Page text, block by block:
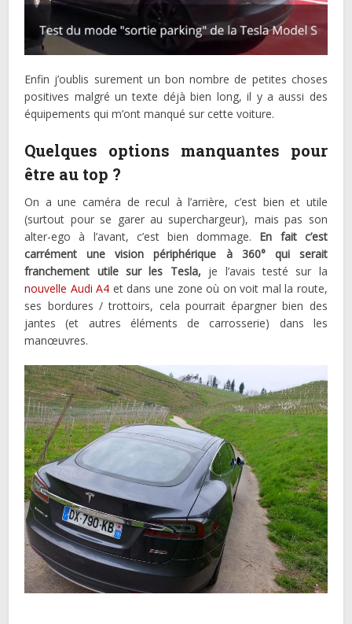
Enfin j’oublis surement un bon nombre de petites choses
positives malgré un texte déjà bien long, il y a aussi des
équipements qui m’ont manqué sur cette voiture.
Quelques options manquantes pour
être au top ?
On a une caméra de recul à l’arrière, c’est bien et utile
(surtout pour se garer au superchargeur), mais pas son
alter-ego à l’avant, c’est bien dommage. En fait c’est
carrément une vision périphérique à 360° qui serait
franchement utile sur les Tesla, je l’avais testé sur la
nouvelle Audi A4 et dans une zone où on voit mal la route,
ses bordures / trottoirs, cela pourrait épargner bien des
jantes (et autres éléments de carrosserie) dans les
manœuvres.